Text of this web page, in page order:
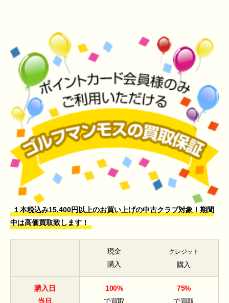
１本税込み15,400円以上のお買い上げの中古クラブ対象！期間
中は高価買取致します！
現金
購入
クレジット
購入
購入日
当日
100%
で買取
75%
で買取